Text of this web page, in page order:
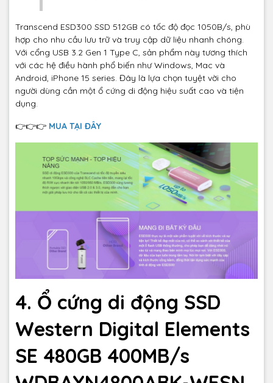
Transcend ESD300 SSD 512GB có tốc độ đọc 1050B/s, phù
hợp cho nhu cầu lưu trữ và truy cập dữ liệu nhanh chóng.
Với cổng USB 3.2 Gen 1 Type C, sản phẩm này tương thích
với các hệ điều hành phổ biến như Windows, Mac và
Android, iPhone 15 series. Đây là lựa chọn tuyệt vời cho
người dùng cần một ổ cứng di động hiệu suất cao và tiện
dụng.
👉👉👉 MUA TẠI ĐÂY
4. Ổ cứng di động SSD
Western Digital Elements
SE 480GB 400MB/s